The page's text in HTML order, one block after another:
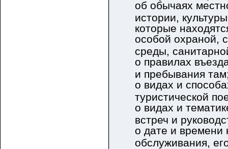
об обычаях
истории,
которые
особой охраной,
среды,
о правилах
и пребывания
о видах и
туристической
о видах и
встреч и
о дате и времени
обслуживания,